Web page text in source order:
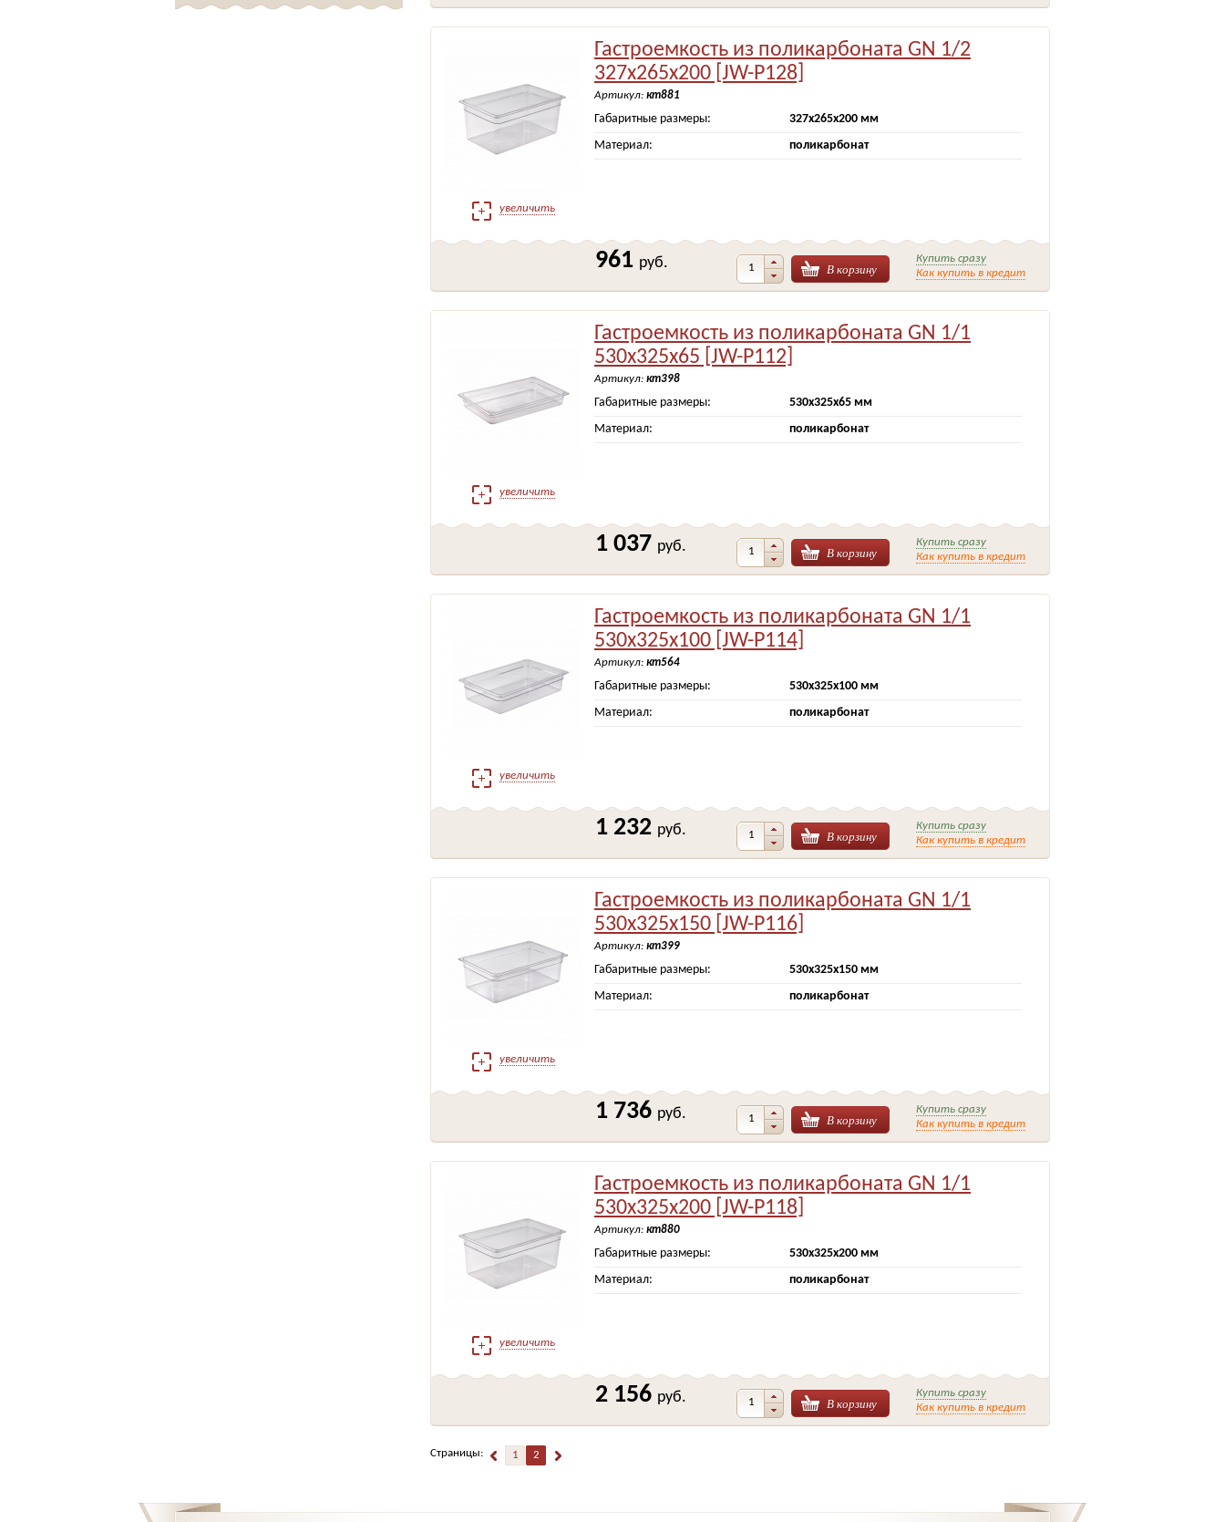
увеличить
Гастроемкость из поликарбоната GN 1/2
327х265х200 [JW-P128]
Артикул: кт881
Габаритные размеры:
327х265х200 мм
Материал:
поликарбонат
961 руб. В корзину
Купить сразу
Как купить в кредит
увеличить
Гастроемкость из поликарбоната GN 1/1
530х325х65 [JW-Р112]
Артикул: кт398
Габаритные размеры:
530х325х65 мм
Материал:
поликарбонат
1 037 руб. В корзину
Купить сразу
Как купить в кредит
увеличить
Гастроемкость из поликарбоната GN 1/1
530х325х100 [JW-Р114]
Артикул: кт564
Габаритные размеры:
530х325х100 мм
Материал:
поликарбонат
1 232 руб. В корзину
Купить сразу
Как купить в кредит
увеличить
Гастроемкость из поликарбоната GN 1/1
530х325х150 [JW-Р116]
Артикул: кт399
Габаритные размеры:
530х325х150 мм
Материал:
поликарбонат
1 736 руб. В корзину
Купить сразу
Как купить в кредит
увеличить
Гастроемкость из поликарбоната GN 1/1
530х325х200 [JW-Р118]
Артикул: кт880
Габаритные размеры:
530х325х200 мм
Материал:
поликарбонат
2 156 руб. В корзину
Купить сразу
Как купить в кредит
Страницы: 1 2